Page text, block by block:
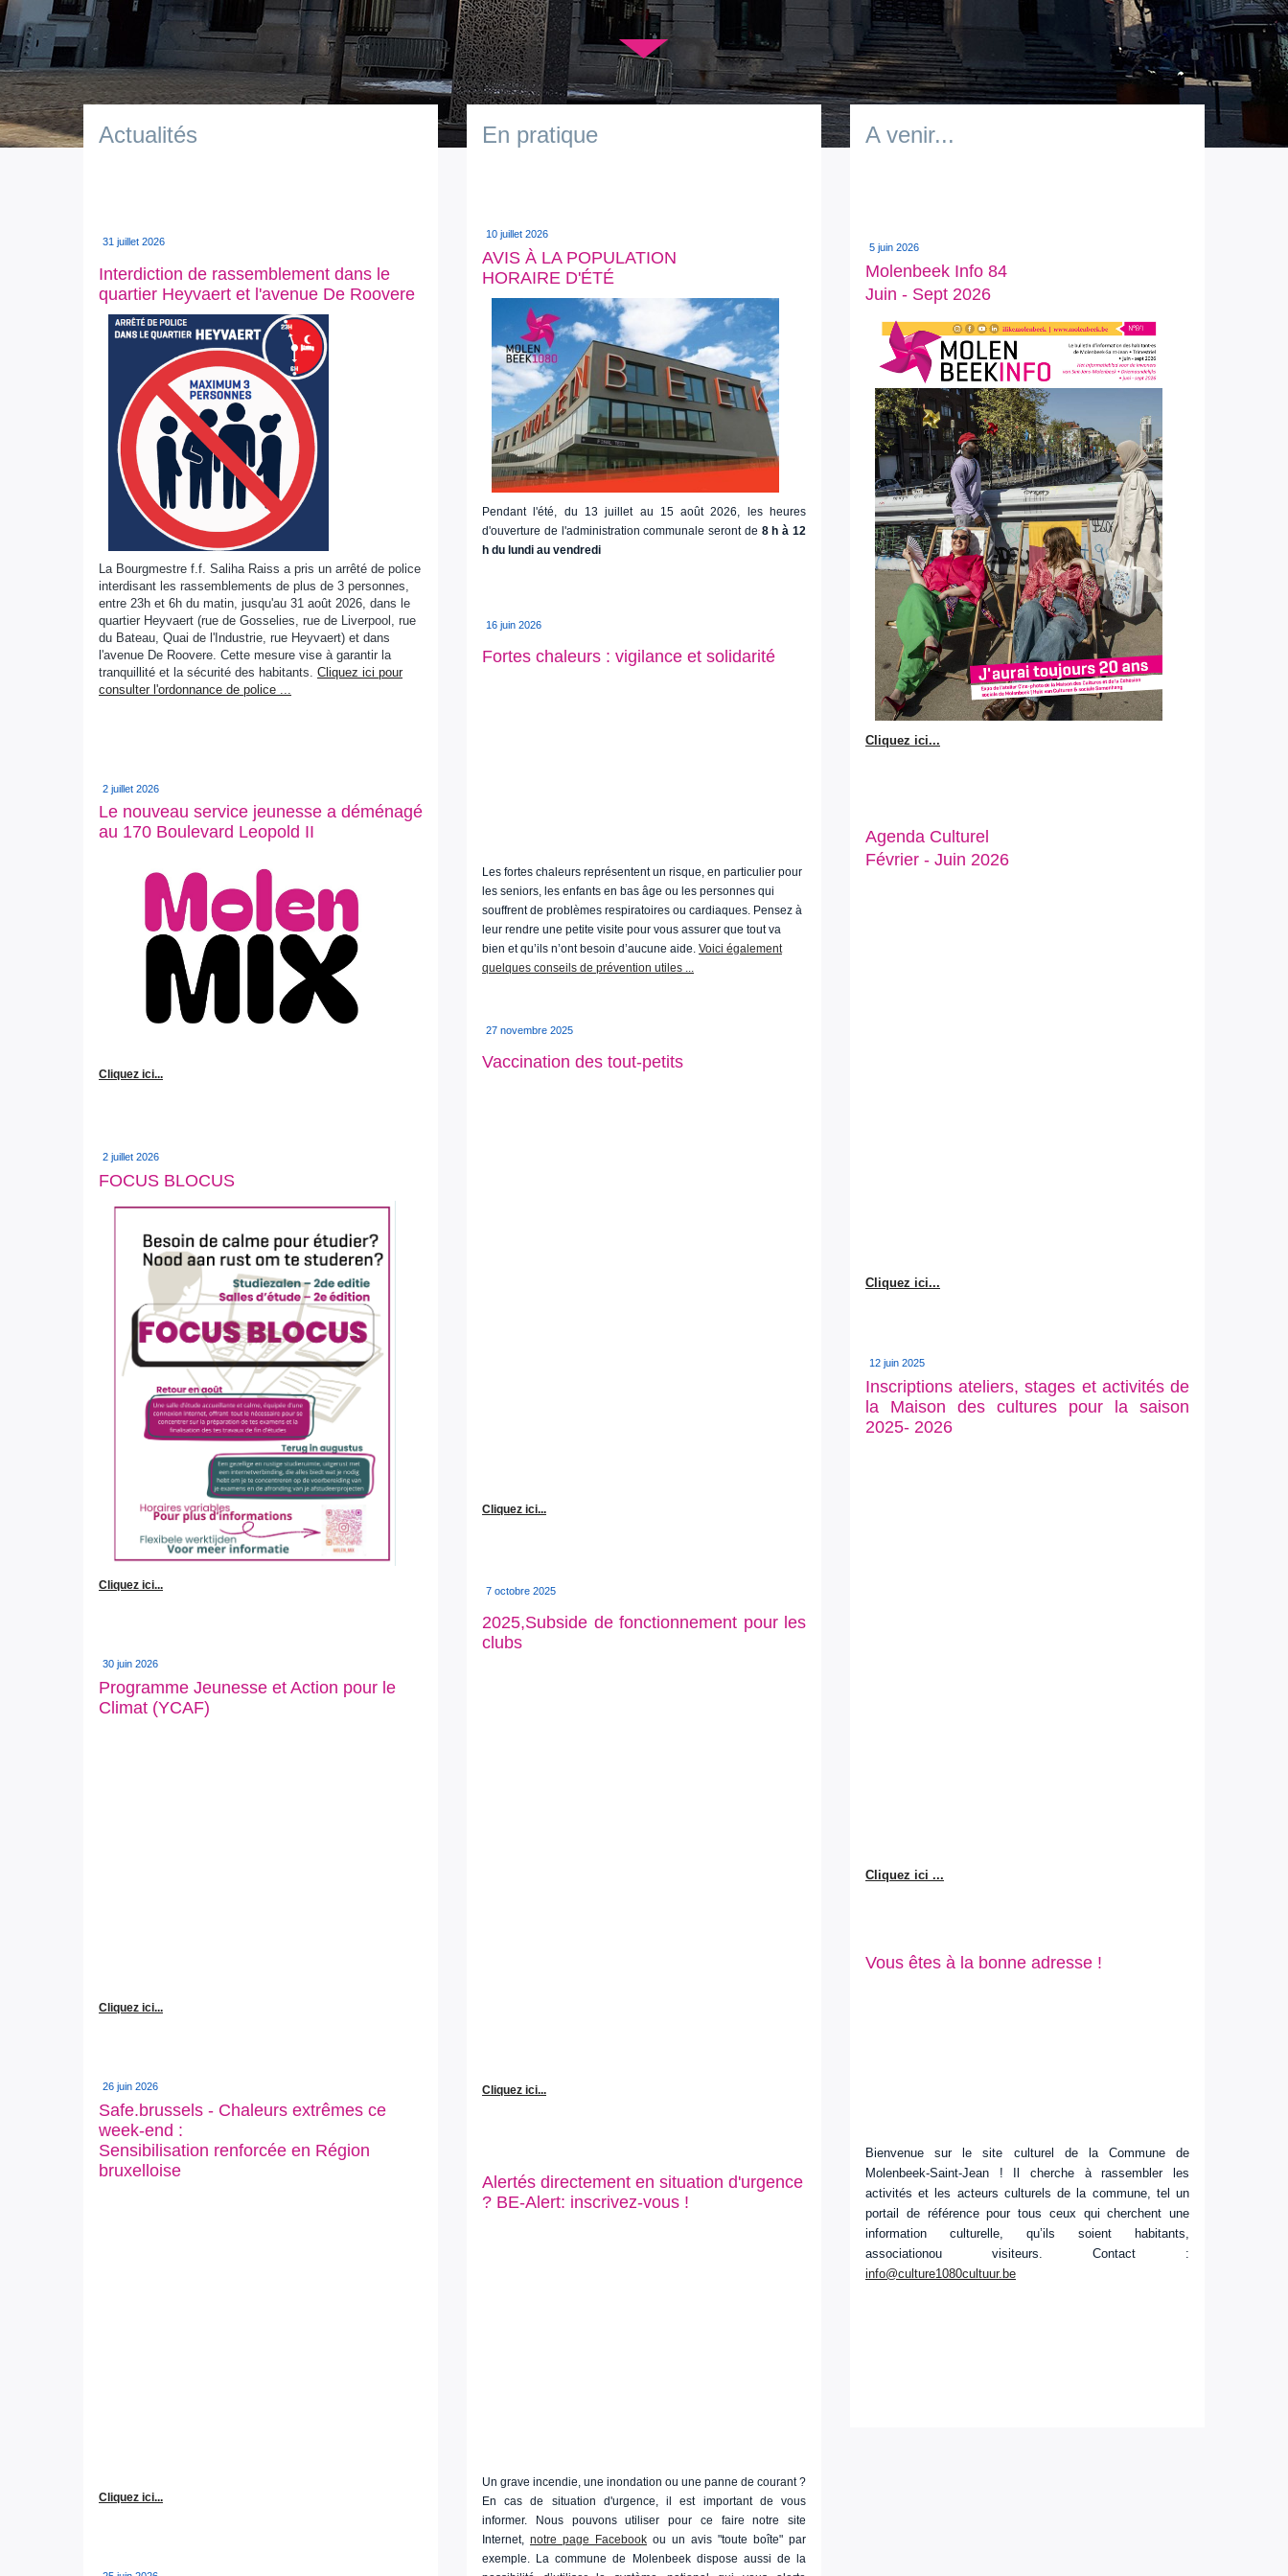
▼
Actualités
31 juillet 2026
Interdiction de rassemblement dans le
quartier Heyvaert et l'avenue De Roovere
La Bourgmestre f.f. Saliha Raiss a pris un arrêté de police
interdisant les rassemblements de plus de 3 personnes,
entre 23h et 6h du matin, jusqu'au 31 août 2026, dans le
quartier Heyvaert (rue de Gosselies, rue de Liverpool, rue
du Bateau, Quai de l'Industrie, rue Heyvaert) et dans
l'avenue De Roovere. Cette mesure vise à garantir la
tranquillité et la sécurité des habitants. Cliquez ici pour
consulter l'ordonnance de police ...
2 juillet 2026
Le nouveau service jeunesse a déménagé
au 170 Boulevard Leopold II
Cliquez ici...
2 juillet 2026
FOCUS BLOCUS
Cliquez ici...
30 juin 2026
Programme Jeunesse et Action pour le
Climat (YCAF)
Cliquez ici...
26 juin 2026
Safe.brussels - Chaleurs extrêmes ce
week-end :
Sensibilisation renforcée en Région
bruxelloise
Cliquez ici...
En pratique
10 juillet 2026
AVIS À LA POPULATION
HORAIRE D'ÉTÉ
Pendant l'été, du 13 juillet au 15 août 2026, les heures
d'ouverture de l'administration communale seront de 8 h à 12
h du lundi au vendredi
16 juin 2026
Fortes chaleurs : vigilance et solidarité
Les fortes chaleurs représentent un risque, en particulier pour
les seniors, les enfants en bas âge ou les personnes qui
souffrent de problèmes respiratoires ou cardiaques. Pensez à
leur rendre une petite visite pour vous assurer que tout va
bien et qu’ils n’ont besoin d’aucune aide. Voici également
quelques conseils de prévention utiles ...
27 novembre 2025
Vaccination des tout-petits
Cliquez ici...
7 octobre 2025
2025,Subside de fonctionnement pour les
clubs
Cliquez ici...
Alertés directement en situation d'urgence
? BE-Alert: inscrivez-vous !
Un grave incendie, une inondation ou une panne de courant ?
En cas de situation d'urgence, il est important de vous
informer. Nous pouvons utiliser pour ce faire notre site
Internet, notre page Facebook ou un avis "toute boîte" par
exemple. La commune de Molenbeek dispose aussi de la
A venir...
5 juin 2026
Molenbeek Info 84
Juin - Sept 2026
Cliquez ici...
Agenda Culturel
Février - Juin 2026
Cliquez ici...
12 juin 2025
Inscriptions ateliers, stages et activités de
la Maison des cultures pour la saison
2025- 2026
Cliquez ici ...
Vous êtes à la bonne adresse !
Bienvenue sur le site culturel de la Commune de
Molenbeek-Saint-Jean ! Il cherche à rassembler les
activités et les acteurs culturels de la commune, tel un
portail de référence pour tous ceux qui cherchent une
information culturelle, qu’ils soient habitants,
associationou visiteurs. Contact :
info@culture1080cultuur.be